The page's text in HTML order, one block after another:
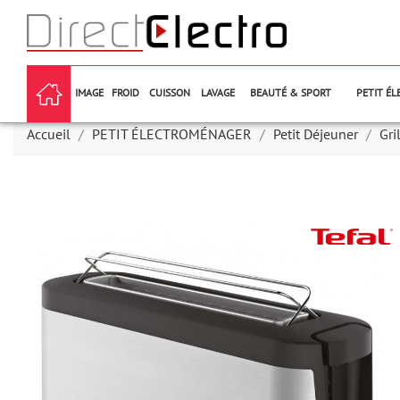
IMAGE FROID CUISSON LAVAGE BEAUTÉ & SPORT PETIT
Accueil PETIT ÉLECTROMÉNAGER Petit Déjeuner